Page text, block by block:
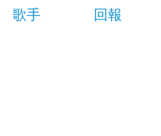
歌手
回報